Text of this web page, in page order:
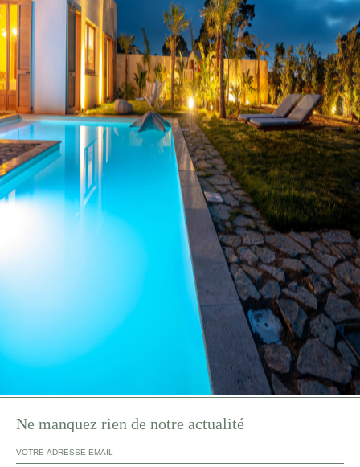
Ne manquez rien de notre actualité